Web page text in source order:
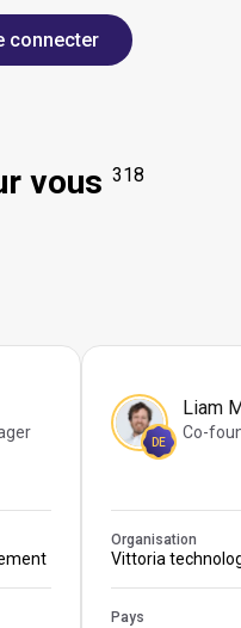
connecter
vous 318
DE
Liam
Co-
Organisation
Vittoria
Pays